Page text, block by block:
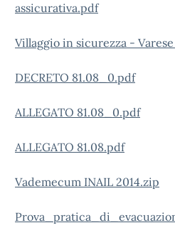
assicurativa.pdf
Villaggio in sicurezza -
DECRETO 81.08_0.pdf
ALLEGATO 81.08_0.pdf
ALLEGATO 81.08.pdf
Vademecum INAIL 2014.zip